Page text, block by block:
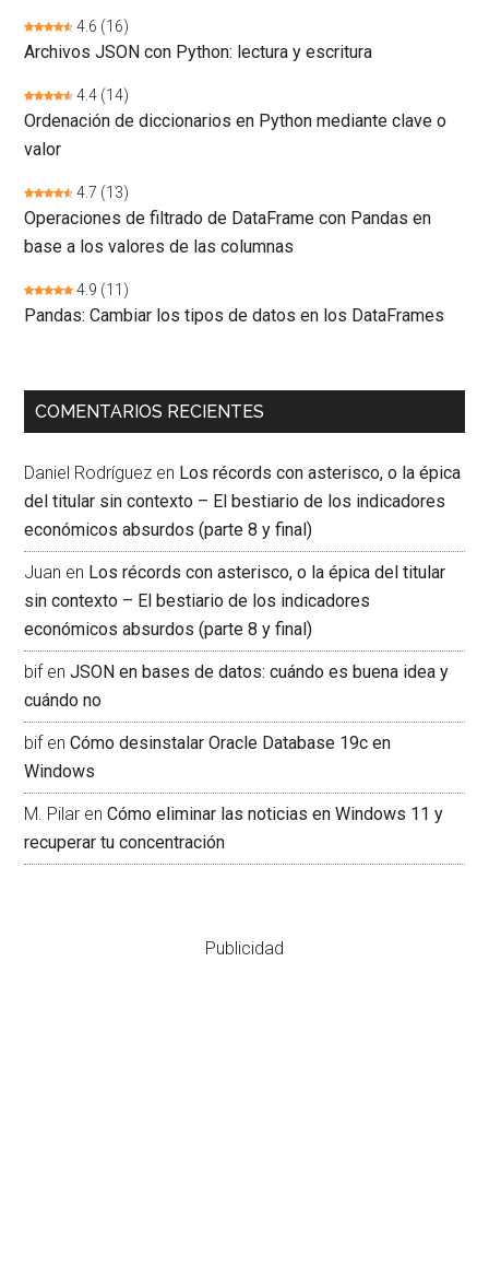
4.6 (16)
Archivos JSON con Python: lectura y escritura
4.4 (14)
Ordenación de diccionarios en Python mediante clave o
valor
4.7 (13)
Operaciones de filtrado de DataFrame con Pandas en
base a los valores de las columnas
4.9 (11)
Pandas: Cambiar los tipos de datos en los DataFrames
COMENTARIOS RECIENTES
Daniel Rodríguez en Los récords con asterisco, o la épica
del titular sin contexto – El bestiario de los indicadores
económicos absurdos (parte 8 y final)
Juan en Los récords con asterisco, o la épica del titular
sin contexto – El bestiario de los indicadores
económicos absurdos (parte 8 y final)
bifenJSON en bases de datos: cuándo es buena idea y
cuándo no
bifenCómo desinstalar Oracle Database 19c en
Windows
M. Pilar enCómo eliminar las noticias en Windows 11 y
recuperar tu concentración
Publicidad